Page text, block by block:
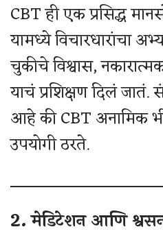
CBT ही एक प्रसिद्ध
यामध्ये विचारधारांचा
चुकीचे विश्वास,
याचं प्रशिक्षण दिलं जातं.
आहे की CBT अनामिक
उपयोगी ठरते.
2. मेडिटेशन आणि